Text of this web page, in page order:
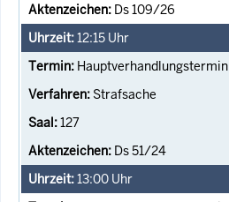
Ds 109/26
12:15 Uhr
Hauptverhandlungstermin
Strafsache
127
Ds 51/24
13:00 Uhr